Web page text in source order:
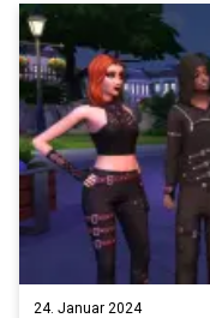
24. Januar 2024